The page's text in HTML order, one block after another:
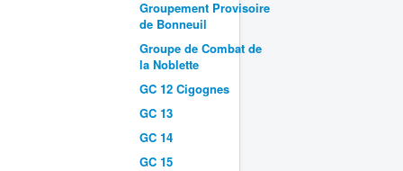
Groupement Provisoire
de Bonneuil
Groupe de Combat de
la Noblette
GC 12 Cigognes
GC 13
GC 14
GC 15